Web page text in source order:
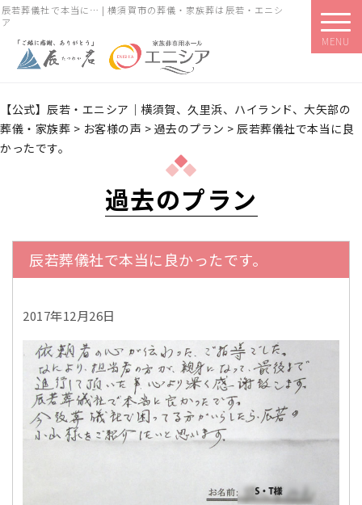
辰若葬儀社で本当に… | 横須賀市の葬儀・家族葬は辰若・エニシ
ア
MENU
【公式】辰若・エニシア｜横須賀、久里浜、ハイランド、大矢部の
葬儀・家族葬 > お客様の声 > 過去のプラン > 辰若葬儀社で本当に良
かったです。
過去のプラン
辰若葬儀社で本当に良かったです。
2017年12月26日